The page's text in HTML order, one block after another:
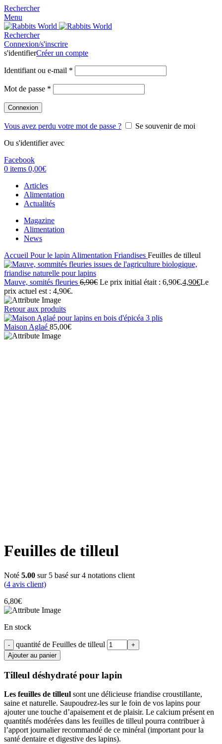
Rechercher
Menu
Rechercher
Connexion/s'inscrire
s'identifierCréer un compte
Identifiant ou e-mail *
Mot de passe *
Connexion
Vous avez perdu votre mot de passe ?
Se souvenir de moi
Ou s'identifier avec
Facebook
0 items 0,00€
Articles
Alimentation
Actualités
Magazine
Alimentation
News
Accueil Pour le lapin Alimentation Friandises Feuilles de tilleul
Mauve, somités fleuries 6,90€ Le prix initial était : 6,90€.4,90€Le
prix actuel est : 4,90€.
Retour aux produits
Maison Aglaé 85,00€
Feuilles de tilleul
Noté 5.00 sur 5 basé sur4 notations client
(4 avis client)
6,80€
En stock
quantité de Feuilles de tilleul
Ajouter au panier
Tilleul déshydraté pour lapin
Les feuilles de tilleul sont une délicieuse friandise croustillante,
saine et naturelle. Saupoudrez-les sur le foin de vos lapins pour
ajouter une touche d’apaisement et de plaisir. Le calcium présent en
quantités modérées dans les feuilles de tilleul pourra contribuer à
l’apport journalier recommandé de ce minéral (important pour la
santé dentaire et digestive des lapins).